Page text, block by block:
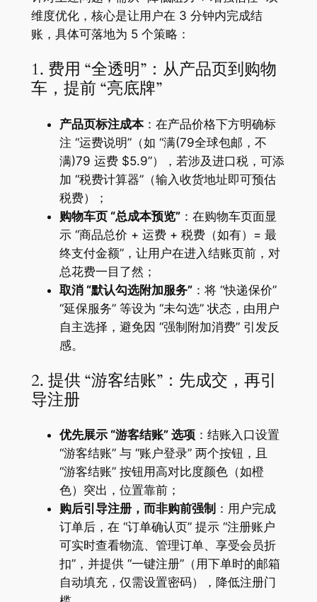
维度优化，核心是让用户在 3 分钟内完成结
账，具体可落地为 5 个策略：
1. 费用 “全透明”：从产品页到购物
车，提前 “亮底牌”
产品页标注成本：在产品价格下方明确标
注 “运费说明”（如 “满(79全球包邮，不
满)79 运费 $5.9”），若涉及进口税，可添
加 “税费计算器”（输入收货地址即可预估
税费）；
购物车页 “总成本预览”：在购物车页面显
示 “商品总价 + 运费 + 税费（如有）= 最
终支付金额”，让用户在进入结账页前，对
总花费一目了然；
取消 “默认勾选附加服务”：将 “快递保价”
“延保服务” 等设为 “未勾选” 状态，由用户
自主选择，避免因 “强制附加消费” 引发反
感。
2. 提供 “游客结账”：先成交，再引
导注册
优先展示 “游客结账” 选项：结账入口设置
“游客结账” 与 “账户登录” 两个按钮，且
“游客结账” 按钮用高对比度颜色（如橙
色）突出，位置靠前；
购后引导注册，而非购前强制 ：用户完成
订单后，在 “订单确认页” 提示 “注册账户
可实时查看物流、管理订单、享受会员折
扣”，并提供 “一键注册”（用下单时的邮箱
自动填充，仅需设置密码），降低注册门